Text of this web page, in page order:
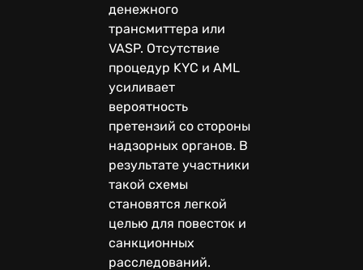
денежного
трансмиттера или
VASP. Отсутствие
процедур KYC и AML
усиливает
вероятность
претензий со стороны
надзорных органов. В
результате участники
такой схемы
становятся легкой
целью для повесток и
санкционных
расследований.